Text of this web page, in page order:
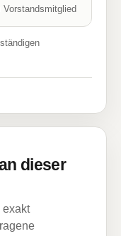
dieser